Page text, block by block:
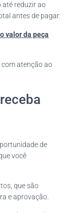
até reduzir ao
antes de pagar.
valor da peça
atenção ao
de
você
que são
e aprovação.